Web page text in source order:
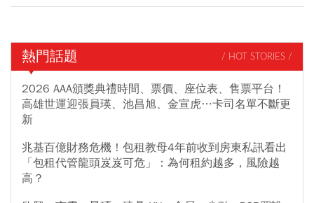
熱門話題 / HOT STORIES /
2026 AAA頒獎典禮時間、票價、座位表、售票平台！
高雄世運迎張員瑛、池昌旭、金宣虎…卡司名單不斷更
新
兆基百億財務危機！包租教母4年前收到房東私訊看出
「包租代管龍頭岌岌可危」：為何租約越多，風險越
高？